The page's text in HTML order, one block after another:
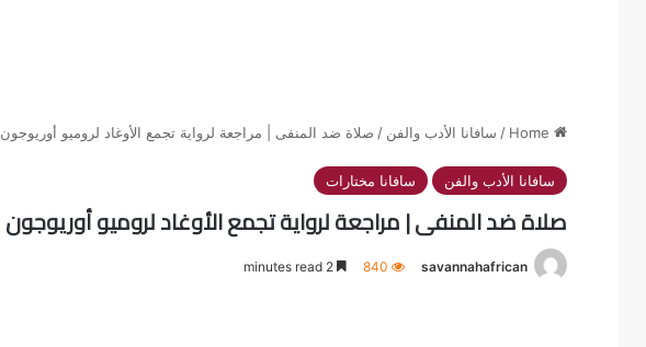
/ سافانا الأدب والفن / صلاة ضد المنفى | مراجعة لرواية تجمع الأوغاد لروميو أوريوجون
سافانا الأدب والفن سافانا مختارات
صلاة ضد المنفى | مراجعة لرواية تجمع الأوغاد لروميو أوريوجون
savannahafrican
840
2 minutes read